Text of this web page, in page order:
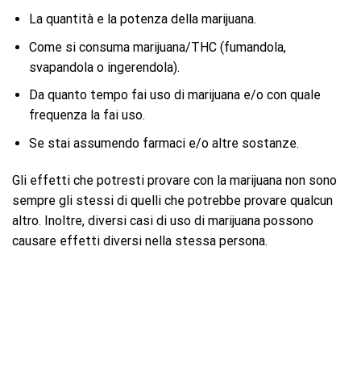
La quantità e la potenza della marijuana.
Come si consuma marijuana/THC (fumandola,
svapandola o ingerendola).
Da quanto tempo fai uso di marijuana e/o con quale
frequenza la fai uso.
Se stai assumendo farmaci e/o altre sostanze.
Gli effetti che potresti provare con la marijuana non sono
sempre gli stessi di quelli che potrebbe provare qualcun
altro. Inoltre, diversi casi di uso di marijuana possono
causare effetti diversi nella stessa persona.